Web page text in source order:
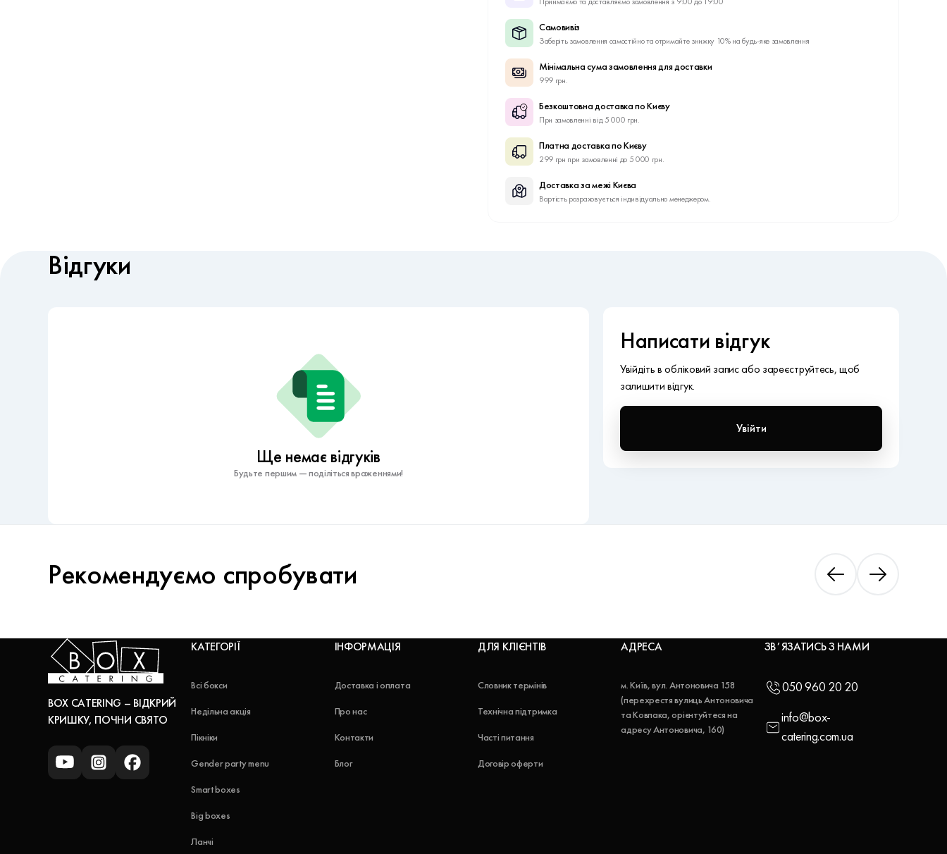
Самовивіз
Заберіть замовлення самостійно та отримайте знижку 10% на будь-яке замовлення
Мінімальна сума замовлення для доставки
999 грн.
Безкоштовна доставка по Києву
При замовленні від 5 000 грн.
Платна доставка по Києву
299 грн при замовленні до 5 000 грн.
Доставка за межі Києва
Вартість розраховується індивідуально менеджером.
Відгуки
Ще немає відгуків
Будьте першим — поділіться враженнями!
Написати відгук
Увійдіть в обліковий запис або зареєструйтесь, щоб
залишити відгук.
Увійти
Рекомендуємо спробувати
BOX CATERING – ВІДКРИЙ
КРИШКУ, ПОЧНИ СВЯТО
КАТЕГОРІЇ
Всі бокси
Недільна акція
Пікніки
Gender party menu
Smart boxes
Big boxes
Ланчі
ІНФОРМАЦІЯ
Доставка і оплата
Про нас
Контакти
Блог
ДЛЯ КЛІЄНТІВ
Словник термінів
Технічна підтримка
Часті питання
Договір оферти
АДРЕСА
м. Київ, вул. Антоновича 158
(перехрестя вулиць Антоновича
та Ковпака, орієнтуйтеся на
адресу Антоновича, 160)
ЗВʼЯЗАТИСЬ З НАМИ
050 960 20 20
info@box-
catering.com.ua